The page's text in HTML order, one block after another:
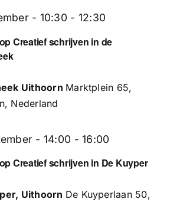
Creatief schrijven in de
- 10:30 - 12:30
Uithoorn Marktplein 65,
Nederland
Creatief schrijven in De Kuyper
- 14:00 -16:00
Uithoorn De Kuyperlaan 50,